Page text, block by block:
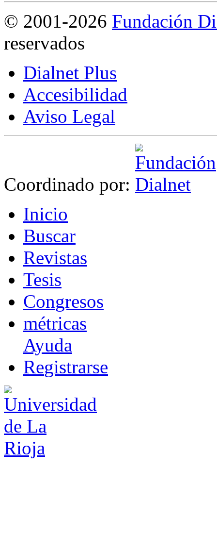
© 2001-2026 Fundación
reservados
Dialnet Plus
Accesibilidad
Aviso Legal
Coordinado por:
Inicio
Buscar
Revistas
Tesis
Congresos
métricas
Ayuda
Registrarse